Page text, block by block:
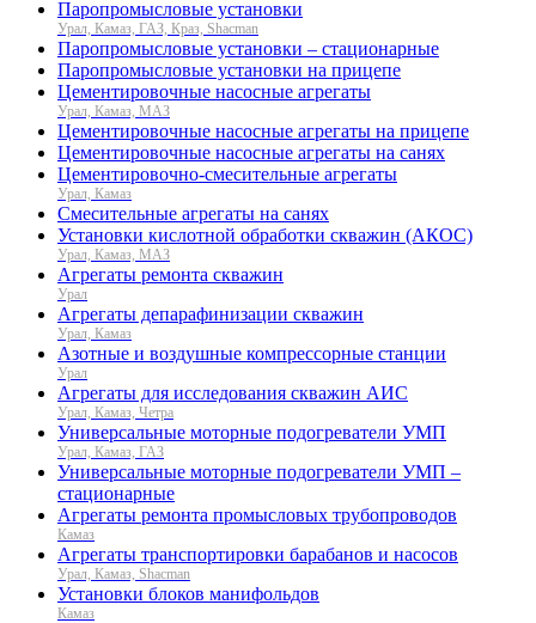
Паропромысловые установки
Урал, Камаз, ГАЗ, Краз, Shacman
Паропромысловые установки – стационарные
Паропромысловые установки на прицепе
Цементировочные насосные агрегаты
Урал, Камаз, МАЗ
Цементировочные насосные агрегаты на прицепе
Цементировочные насосные агрегаты на санях
Цементировочно-смесительные агрегаты
Урал, Камаз
Смесительные агрегаты на санях
Установки кислотной обработки скважин (АКОС)
Урал, Камаз, МАЗ
Агрегаты ремонта скважин
Урал
Агрегаты депарафинизации скважин
Урал, Камаз
Азотные и воздушные компрессорные станции
Урал
Агрегаты для исследования скважин АИС
Урал, Камаз, Четра
Универсальные моторные подогреватели УМП
Урал, Камаз, ГАЗ
Универсальные моторные подогреватели УМП –
стационарные
Агрегаты ремонта промысловых трубопроводов
Камаз
Агрегаты транспортировки барабанов и насосов
Урал, Камаз, Shacman
Установки блоков манифольдов
Камаз